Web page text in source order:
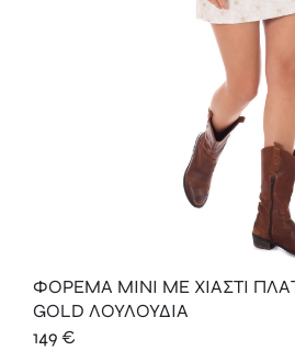
ΦΟΡΕΜΑ ΜΙΝΙ ΜΕ ΧΙΑΣΤΙ
GOLD ΛΟΥΛΟΥΔΙΑ
149€